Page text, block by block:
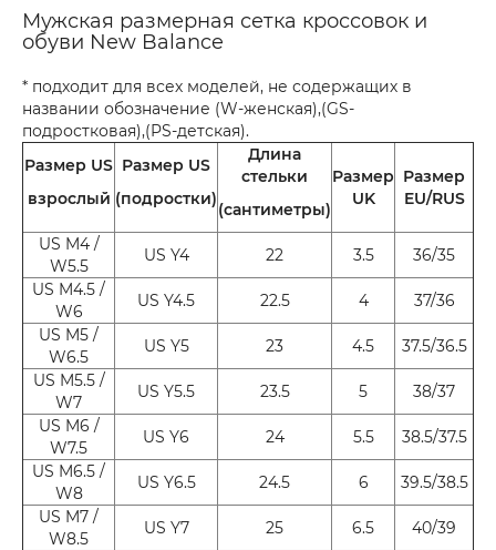
Мужская размерная сетка кроссовок и
обуви New Balance
* подходит для всех моделей, не содержащих в
названии обозначение (W-женская),(GS-
подростковая),(PS-детская).
Размер US
взрослый
Размер US
(подростки)
Длина
стельки
(сантиметры)
Размер
UK
Размер
EU/RUS
US M4 /
W5.5
US Y4 22 3.5
36/35
US M4.5 /
W6
US Y4.5 22.5 4
37/36
US M5 /
W6.5
US Y5 23 4.5
37.5/36.5
US M5.5 /
W7
US Y5.5 23.5 5
38/37
US M6 /
W7.5
US Y6 24 5.5
38.5/37.5
US M6.5 /
W8
US Y6.5 24.5 6
39.5/38.5
US M7 /
W8.5
US Y7 25 6.5
40/39